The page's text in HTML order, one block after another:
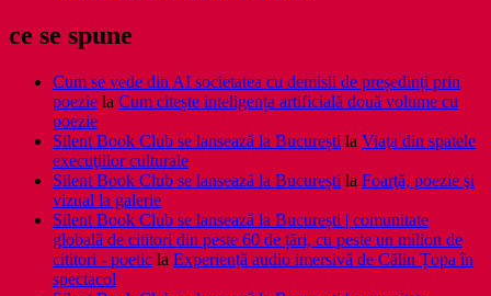
ce se spune
Cum se vede din AI societatea cu demisii de președinți prin
poezie la Cum citește inteligența artificială două volume cu
poezie
Silent Book Club se lansează la București la Viaţa din spatele
execuţiilor culturale
Silent Book Club se lansează la București la Foarţă, poezie şi
vizual la galerie
Silent Book Club se lansează la București | comunitate
globală de cititori din peste 60 de țări, cu peste un milion de
cititori - poetic la Experiență audio imersivă de Călin Țopa în
spectacol